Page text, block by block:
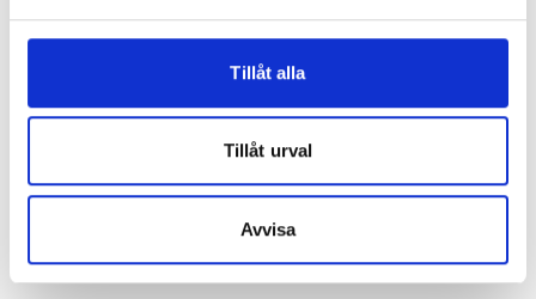
Tillåt alla
Tillåt urval
Avvisa